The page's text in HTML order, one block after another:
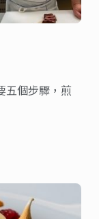
五個步驟，煎